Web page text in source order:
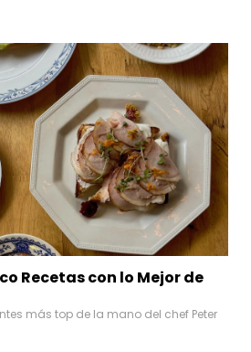
Recetas con lo Mejor de
más top de la mano del chef Peter